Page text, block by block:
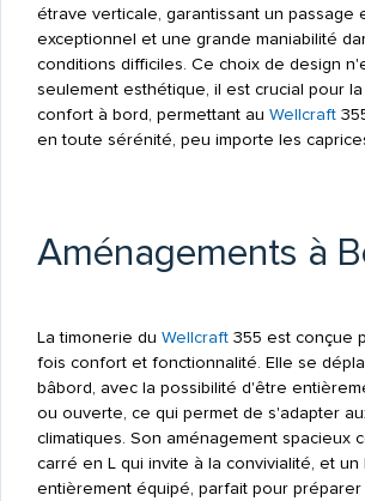
étrave verticale, garantissant un passage
exceptionnel et une grande maniabilité
conditions difficiles. Ce choix de design
seulement esthétique, il est crucial pour
confort à bord, permettant au Wellcraft
en toute sérénité, peu importe les
Aménagements à
La timonerie du Wellcraft355 est conçue
fois confort et fonctionnalité. Elle se
bâbord, avec la possibilité d'être
ou ouverte, ce qui permet de s'adapter
climatiques. Son aménagement spacieux
carré en L qui invite à la convivialité, et un
entièrement équipé, parfait pour